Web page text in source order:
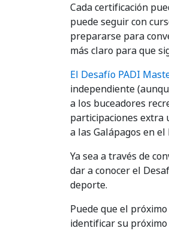
Cada certificación
puede seguir con
prepararse para
más claro para que
El Desafío PADI
independiente
a los buceadores
participaciones extra
a las Galápagos en
Ya sea a través de
dar a conocer el
deporte.
Puede que el
identificar su